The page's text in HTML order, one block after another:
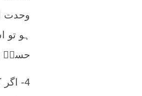
وحدت
ہو تو
حسنؓ
4-